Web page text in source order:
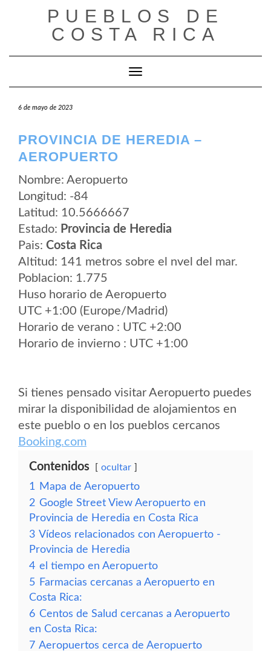
PUEBLOS DE
COSTA RICA
Cambiar modo de navegación
6 de mayo de 2023
PROVINCIA DE HEREDIA –
AEROPUERTO
Nombre: Aeropuerto
Longitud: -84
Latitud: 10.5666667
Estado: Provincia de Heredia
Pais: Costa Rica
Altitud: 141 metros sobre el nvel del mar.
Poblacion: 1.775
Huso horario de Aeropuerto
UTC +1:00 (Europe/Madrid)
Horario de verano : UTC +2:00
Horario de invierno : UTC +1:00
Si tienes pensado visitar Aeropuerto puedes
mirar la disponibilidad de alojamientos en
este pueblo o en los pueblos cercanos
Booking.com
Contenidos ocultar
1
Mapa de Aeropuerto
2 Google Street View Aeropuerto en
Provincia de Heredia en Costa Rica
3 Vídeos relacionados con Aeropuerto -
Provincia de Heredia
4 el tiempo en Aeropuerto
5 Farmacias cercanas a Aeropuerto en
Costa Rica:
6 Centos de Salud cercanas a Aeropuerto
en Costa Rica:
7 Aeropuertos cerca de Aeropuerto